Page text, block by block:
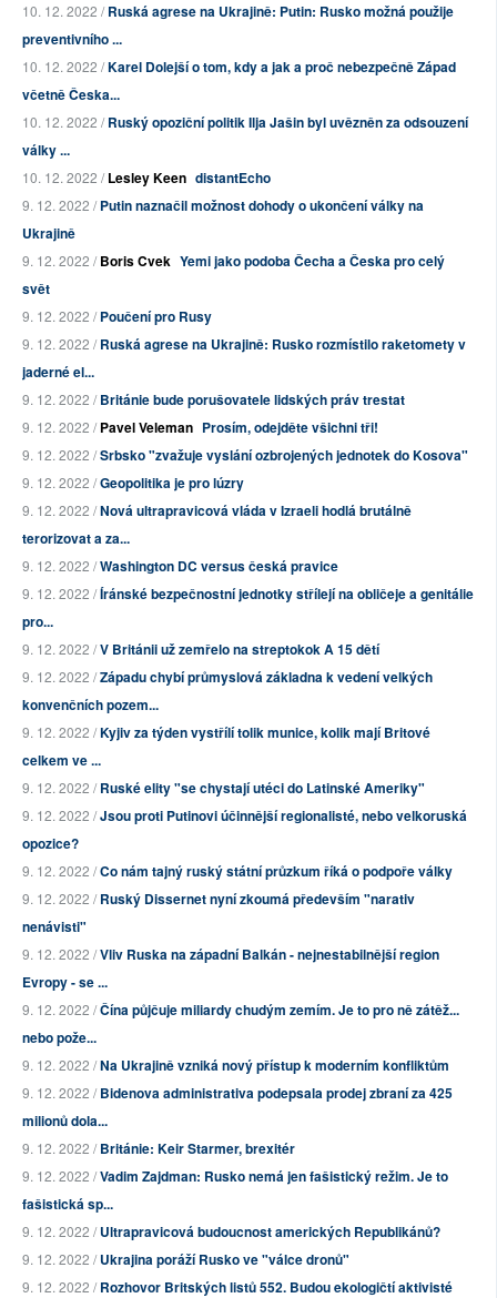
10. 12. 2022 /Ruská agrese na Ukrajině: Putin: Rusko možná použije
preventivního ...
10. 12. 2022 /Karel Dolejší o tom, kdy a jak a proč nebezpečně Západ
včetně Česka...
10. 12. 2022 /Ruský opoziční politik Ilja Jašin byl uvězněn za odsouzení
války ...
10. 12. 2022 /Lesley Keen distantEcho
9. 12. 2022 /Putin naznačil možnost dohody o ukončení války na
Ukrajině
9. 12. 2022 /Boris Cvek Yemi jako podoba Čecha a Česka pro celý
svět
9. 12. 2022 /Poučení pro Rusy
9. 12. 2022 /Ruská agrese na Ukrajině: Rusko rozmístilo raketomety v
jaderné el...
9. 12. 2022 /Británie bude porušovatele lidských práv trestat
9. 12. 2022 /Pavel Veleman Prosím, odejděte všichni tři!
9. 12. 2022 /Srbsko "zvažuje vyslání ozbrojených jednotek do Kosova"
9. 12. 2022 /Geopolitika je pro lúzry
9. 12. 2022 /Nová ultrapravicová vláda v Izraeli hodlá brutálně
terorizovat a za...
9. 12. 2022 /Washington DC versus česká pravice
9. 12. 2022 /Íránské bezpečnostní jednotky střílejí na obličeje a genitálie
pro...
9. 12. 2022 /V Británii už zemřelo na streptokok A 15 dětí
9. 12. 2022 /Západu chybí průmyslová základna k vedení velkých
konvenčních pozem...
9. 12. 2022 /Kyjiv za týden vystřílí tolik munice, kolik mají Britové
celkem ve ...
9. 12. 2022 /Ruské elity "se chystají utéci do Latinské Ameriky"
9. 12. 2022 /Jsou proti Putinovi účinnější regionalisté, nebo velkoruská
opozice?
9. 12. 2022 /Co nám tajný ruský státní průzkum říká o podpoře války
9. 12. 2022 /Ruský Dissernet nyní zkoumá především "narativ
nenávisti"
9. 12. 2022 /Vliv Ruska na západní Balkán - nejnestabilnější region
Evropy - se ...
9. 12. 2022 /Čína půjčuje miliardy chudým zemím. Je to pro ně zátěž...
nebo pože...
9. 12. 2022 /Na Ukrajině vzniká nový přístup k moderním konfliktům
9. 12. 2022 /Bidenova administrativa podepsala prodej zbraní za 425
milionů dola...
9. 12. 2022 /Británie: Keir Starmer, brexitér
9. 12. 2022 /Vadim Zajdman: Rusko nemá jen fašistický režim. Je to
fašistická sp...
9. 12. 2022 /Ultrapravicová budoucnost amerických Republikánů?
9. 12. 2022 /Ukrajina poráží Rusko ve "válce dronů"
9. 12. 2022 /Rozhovor Britských listů 552. Budou ekologičtí aktivisté